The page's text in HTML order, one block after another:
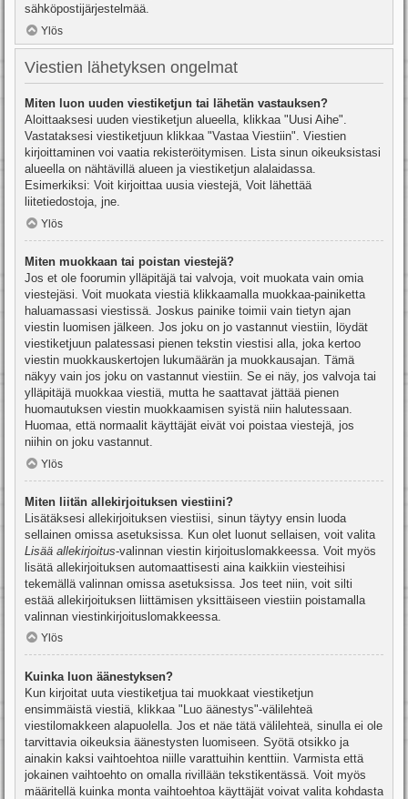
sähköpostijärjestelmää.
Ylös
Viestien lähetyksen ongelmat
Miten luon uuden viestiketjun tai lähetän vastauksen?
Aloittaaksesi uuden viestiketjun alueella, klikkaa "Uusi Aihe".
Vastataksesi viestiketjuun klikkaa "Vastaa Viestiin". Viestien
kirjoittaminen voi vaatia rekisteröitymisen. Lista sinun oikeuksistasi
alueella on nähtävillä alueen ja viestiketjun alalaidassa.
Esimerkiksi: Voit kirjoittaa uusia viestejä, Voit lähettää
liitetiedostoja, jne.
Ylös
Miten muokkaan tai poistan viestejä?
Jos et ole foorumin ylläpitäjä tai valvoja, voit muokata vain omia
viestejäsi. Voit muokata viestiä klikkaamalla muokkaa-painiketta
haluamassasi viestissä. Joskus painike toimii vain tietyn ajan
viestin luomisen jälkeen. Jos joku on jo vastannut viestiin, löydät
viestiketjuun palatessasi pienen tekstin viestisi alla, joka kertoo
viestin muokkauskertojen lukumäärän ja muokkausajan. Tämä
näkyy vain jos joku on vastannut viestiin. Se ei näy, jos valvoja tai
ylläpitäjä muokkaa viestiä, mutta he saattavat jättää pienen
huomautuksen viestin muokkaamisen syistä niin halutessaan.
Huomaa, että normaalit käyttäjät eivät voi poistaa viestejä, jos
niihin on joku vastannut.
Ylös
Miten liitän allekirjoituksen viestiini?
Lisätäksesi allekirjoituksen viestiisi, sinun täytyy ensin luoda
sellainen omissa asetuksissa. Kun olet luonut sellaisen, voit valita
Lisää allekirjoitus-valinnan viestin kirjoituslomakkeessa. Voit myös
lisätä allekirjoituksen automaattisesti aina kaikkiin viesteihisi
tekemällä valinnan omissa asetuksissa. Jos teet niin, voit silti
estää allekirjoituksen liittämisen yksittäiseen viestiin poistamalla
valinnan viestinkirjoituslomakkeessa.
Ylös
Kuinka luon äänestyksen?
Kun kirjoitat uuta viestiketjua tai muokkaat viestiketjun
ensimmäistä viestiä, klikkaa "Luo äänestys"-välilehteä
viestilomakkeen alapuolella. Jos et näe tätä välilehteä, sinulla ei ole
tarvittavia oikeuksia äänestysten luomiseen. Syötä otsikko ja
ainakin kaksi vaihtoehtoa niille varattuihin kenttiin. Varmista että
jokainen vaihtoehto on omalla rivillään tekstikentässä. Voit myös
määritellä kuinka monta vaihtoehtoa käyttäjät voivat valita kohdasta